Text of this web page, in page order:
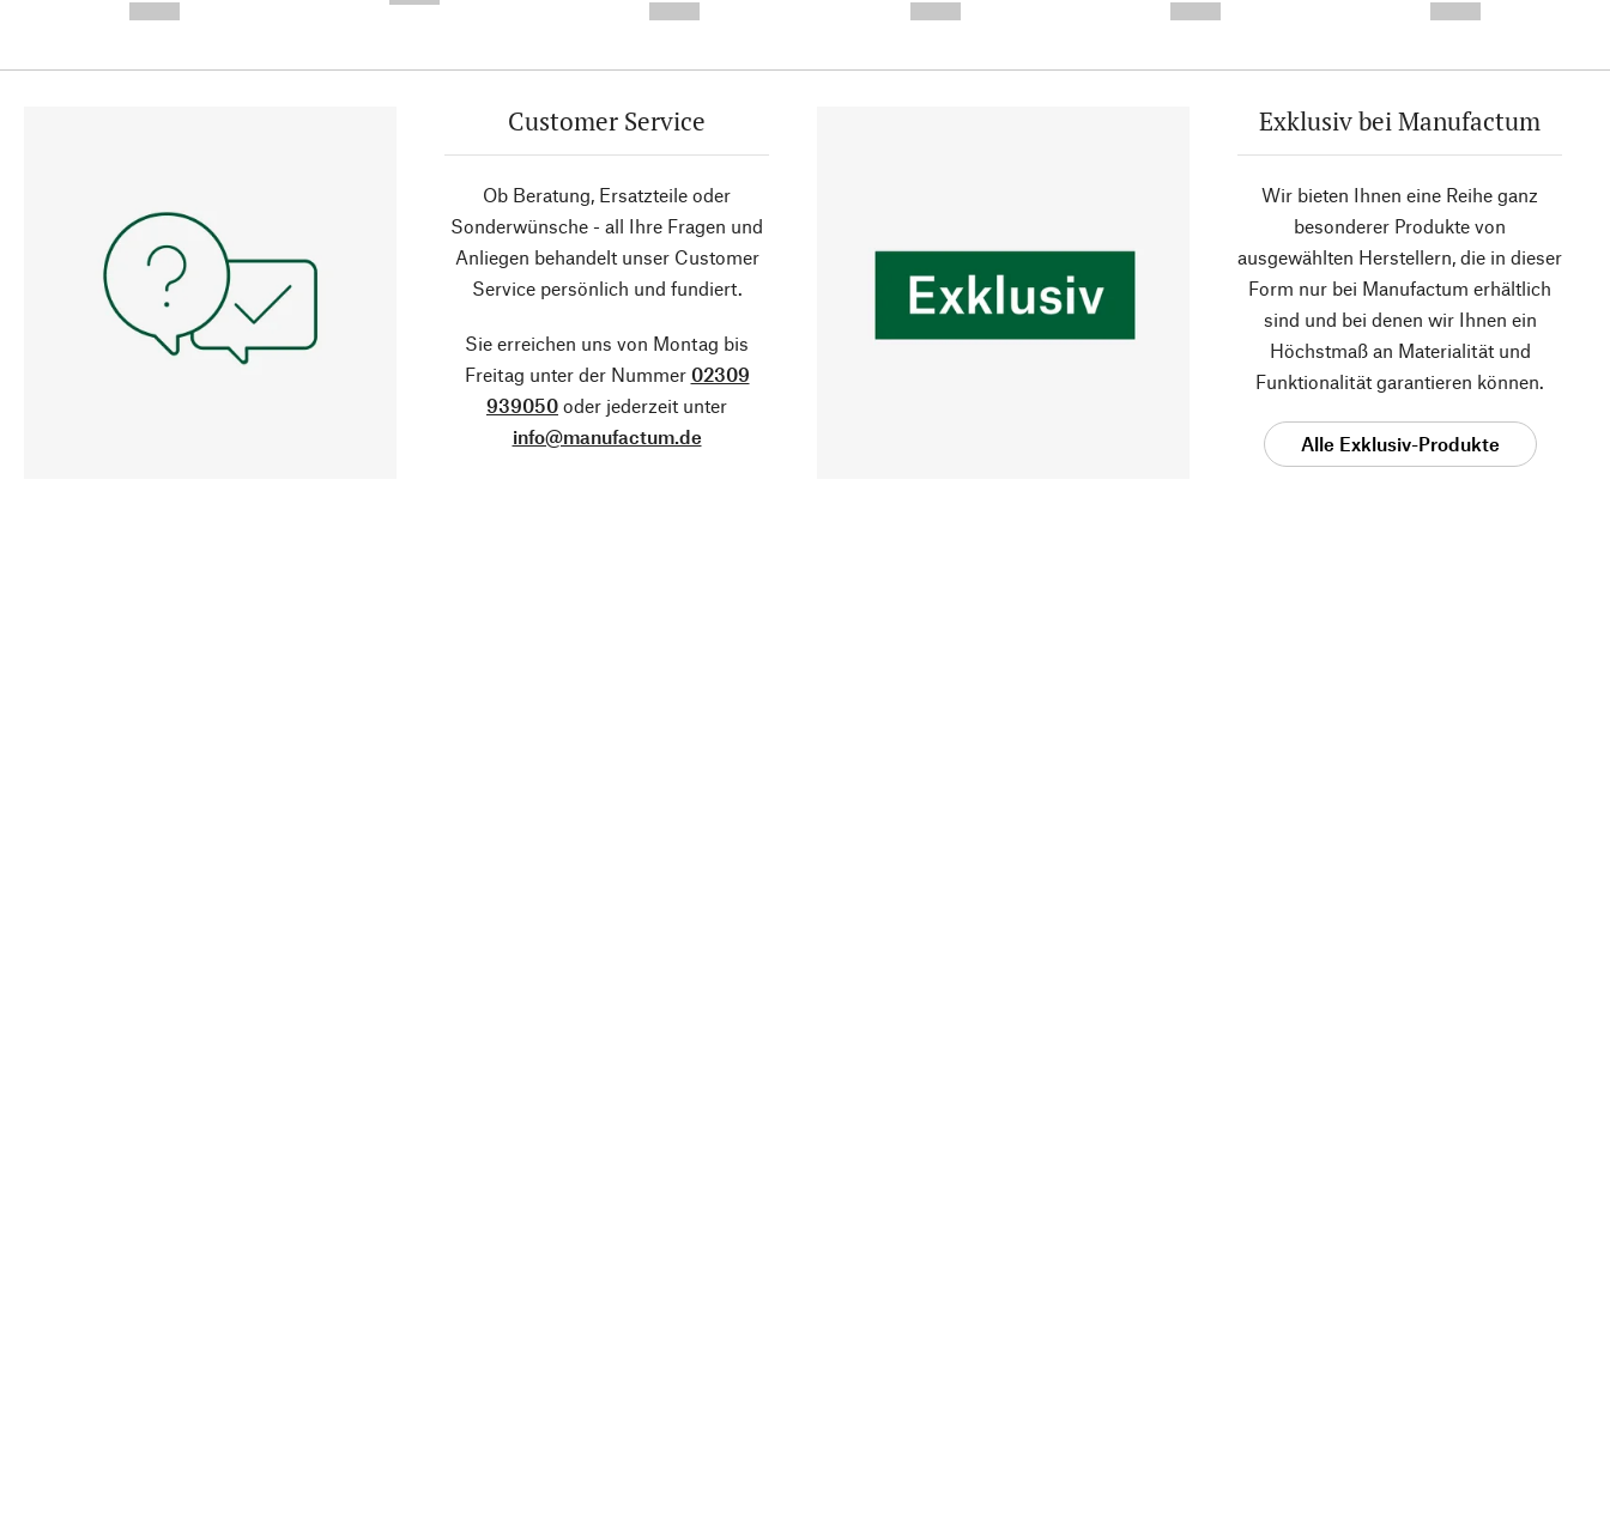
Customer Service
Ob Beratung, Ersatzteile oder
Sonderwünsche - all Ihre Fragen und
Anliegen behandelt unser Customer
Service persönlich und fundiert.
Sie erreichen uns von Montag bis
Freitag unter der Nummer 02309
939050 oder jederzeit unter
info@manufactum.de
Exklusiv bei Manufactum
Wir bieten Ihnen eine Reihe ganz
besonderer Produkte von
ausgewählten Herstellern, die in dieser
Form nur bei Manufactum erhältlich
sind und bei denen wir Ihnen ein
Höchstmaß an Materialität und
Funktionalität garantieren können.
Alle Exklusiv-Produkte